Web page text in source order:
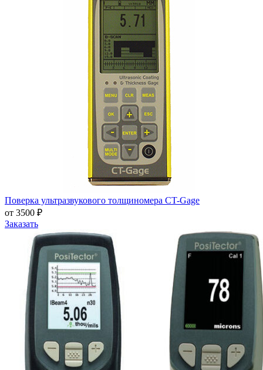
Поверка ультразвукового толщиномера CT-Gage
от 3500 ₽
Заказать